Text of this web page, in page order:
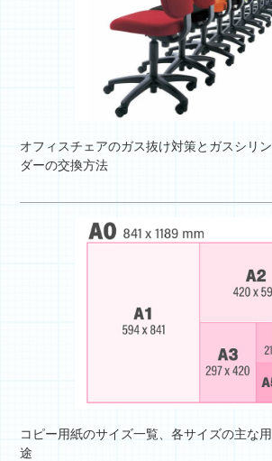
オフィスチェアのガス抜け対策とガスシリン
ダーの交換方法
コピー用紙のサイズ一覧、各サイズの主な用
途